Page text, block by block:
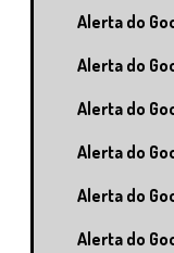
Alerta do
Alerta do
Alerta do
Alerta do
Alerta do
Alerta do